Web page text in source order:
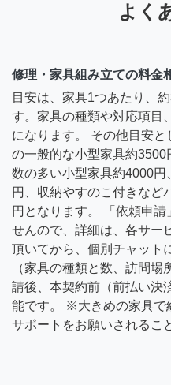
よく
修理・家具組み立ての料金
目安は、家具1つあたり、
す。家具の種類や対応項目
になります。 その他目安
の一般的な小型家具約
数の多い小型家具約4000
円、収納やすのこ付きなど
円となります。 「依頼申
せんので、詳細は、各サー
頂いてから、個別チャット
（家具の種類と数、訪問
請後、本契約前（前払い決
能です。 ※大きめの家具で
サポートをお願いされるこ